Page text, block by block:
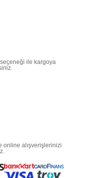
ile kargoya
online alışverişlerinizi